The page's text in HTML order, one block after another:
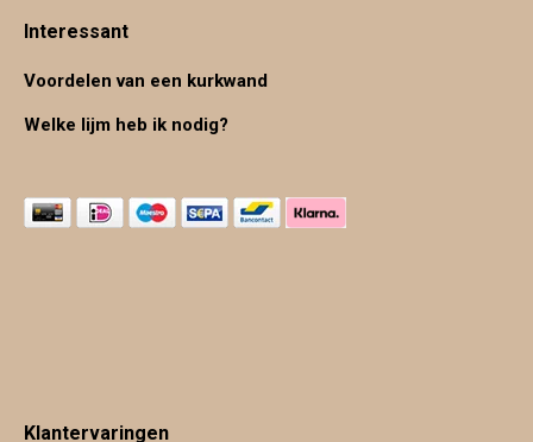
Interessant
Voordelen van een kurkwand
Welke lijm heb ik nodig?
Klantervaringen